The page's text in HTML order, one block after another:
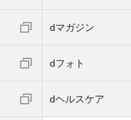
dマガジン
dフォト
dヘルスケア